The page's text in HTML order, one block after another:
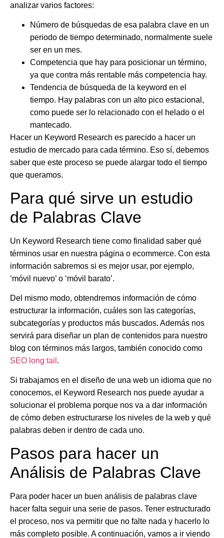
analizar varios factores:
Número de búsquedas de esa palabra clave en un
periodo de tiempo determinado, normalmente suele
ser en un mes.
Competencia que hay para posicionar un término,
ya que contra más rentable más competencia hay.
Tendencia de búsqueda de la keyword en el
tiempo. Hay palabras con un alto pico estacional,
como puede ser lo relacionado con el helado o el
mantecado.
Hacer un Keyword Research es parecido a hacer un
estudio de mercado para cada término. Eso sí, debemos
saber que este proceso se puede alargar todo el tiempo
que queramos.
Para qué sirve un estudio
de Palabras Clave
Un Keyword Research tiene como finalidad saber qué
términos usar en nuestra página o ecommerce. Con esta
información sabremos si es mejor usar, por ejemplo,
‘móvil nuevo’ o ‘móvil barato’.
Del mismo modo, obtendremos información de cómo
estructurar la información, cuáles son las categorías,
subcategorías y productos más buscados. Además nos
servirá para diseñar un plan de contenidos para nuestro
blog con términos más largos, también conocido como
SEO long tail .
Si trabajamos en el diseño de una web un idioma que no
conocemos, el Keyword Research nos puede ayudar a
solucionar el problema porque nos va a dar información
de cómo deben estructurarse los niveles de la web y qué
palabras deben ir dentro de cada uno.
Pasos para hacer un
Análisis de Palabras Clave
Para poder hacer un buen análisis de palabras clave
hacer falta seguir una serie de pasos. Tener estructurado
el proceso, nos va permitir que no falte nada y hacerlo lo
más completo posible. A continuación, vamos a ir viendo